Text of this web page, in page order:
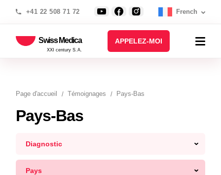
+41 22 508 71 72 French
Swiss Medica
XXI century S.A.
APPELEZ-MOI
Page d′accueil Témoignages Pays-Bas
Pays-Bas
Diagnostic
Pays